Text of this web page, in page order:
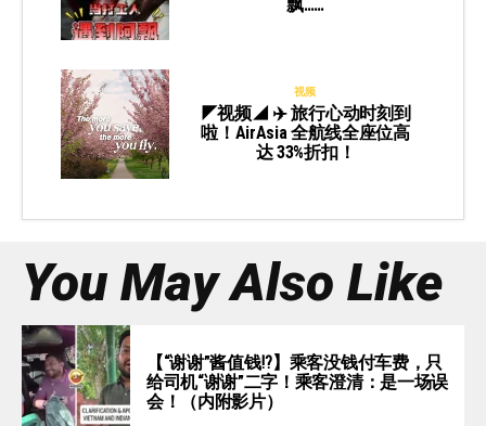
飘……
视频
◤视频◢ ✈️ 旅行心动时刻到
啦！AirAsia 全航线全座位高
达 33%折扣！
You May Also Like
【“谢谢”酱值钱⁉️】乘客没钱付车费，只
给司机“谢谢”二字！乘客澄清：是一场误
会！（内附影片）